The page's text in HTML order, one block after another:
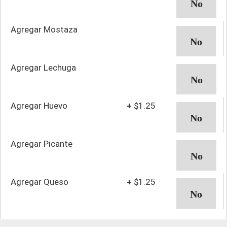
Agregar Mostaza
Agregar Lechuga
Agregar Huevo + $1.25
Agregar Picante
Agregar Queso + $1.25